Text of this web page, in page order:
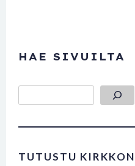
HAE SIVUILTA
TUTUSTU